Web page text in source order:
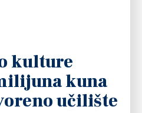
kulture
kuna
učilište